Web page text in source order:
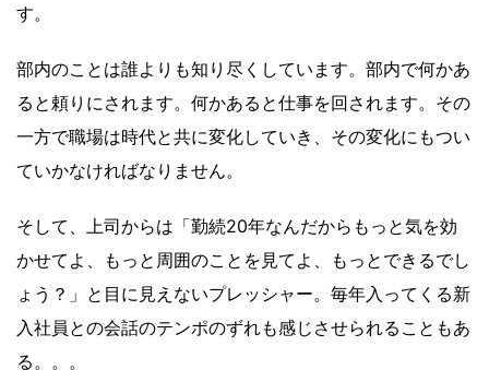
す。
部内のことは誰よりも知り尽くしています。部内で何かあ
ると頼りにされます。何かあると仕事を回されます。その
一方で職場は時代と共に変化していき、その変化にもつい
ていかなければなりません。
そして、上司からは「勤続20年なんだからもっと気を効
かせてよ、もっと周囲のことを見てよ、もっとできるでし
ょう？」と目に見えないプレッシャー。毎年入ってくる新
入社員との会話のテンポのずれも感じさせられることもあ
る。。。